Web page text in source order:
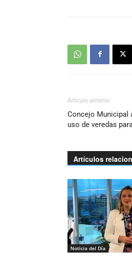
Artículo anterior
Concejo Municipal
uso de veredas
Artículos
Noticia del Día